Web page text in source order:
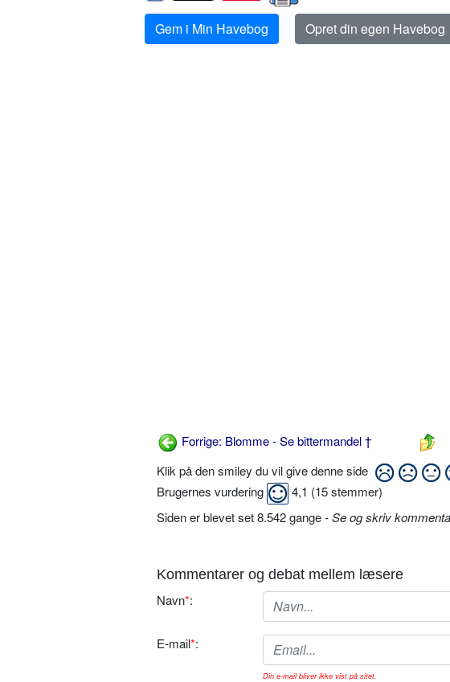
Gem i Min Havebog Opret din egen Havebog
Forrige: Blomme - Se bittermandel †
Klik på den smiley du vil give denne side
Brugernes vurdering
4,1 (15stemmer)
Siden er blevet set 8.542 gange -Se og skriv
Kommentarer og debat mellem læsere
Navn*:
E-mail*:
Din e-mail bliver ikke vist på sitet.